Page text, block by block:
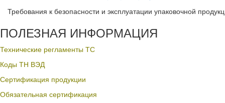
Требования к безопасности и эксплуатации упаковочной
ПОЛЕЗНАЯ ИНФОРМАЦИЯ
Технические регламенты ТС
Коды ТН ВЭД
Сертификация продукции
Обязательная сертификация